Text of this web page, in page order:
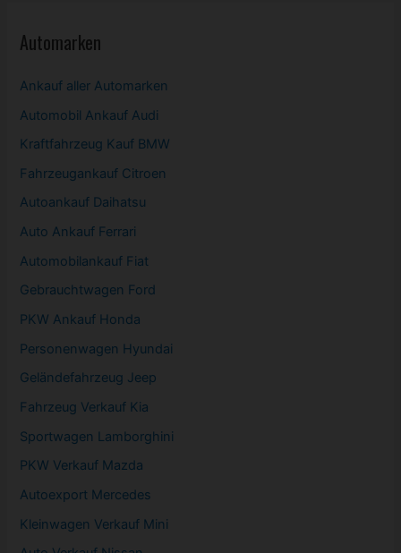
Automarken
Ankauf aller Automarken
Automobil Ankauf Audi
Kraftfahrzeug Kauf BMW
Fahrzeugankauf Citroen
Autoankauf Daihatsu
Auto Ankauf Ferrari
Automobilankauf Fiat
Gebrauchtwagen Ford
PKW Ankauf Honda
Personenwagen Hyundai
Geländefahrzeug Jeep
Fahrzeug Verkauf Kia
Sportwagen Lamborghini
PKW Verkauf Mazda
Autoexport Mercedes
Kleinwagen Verkauf Mini